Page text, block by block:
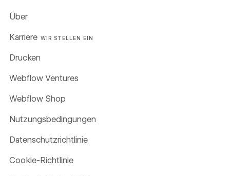
Über
Karriere WIR STELLEN EIN
Drucken
Webflow Ventures
Webflow Shop
Nutzungsbedingungen
Datenschutzrichtlinie
Cookie-Richtlinie